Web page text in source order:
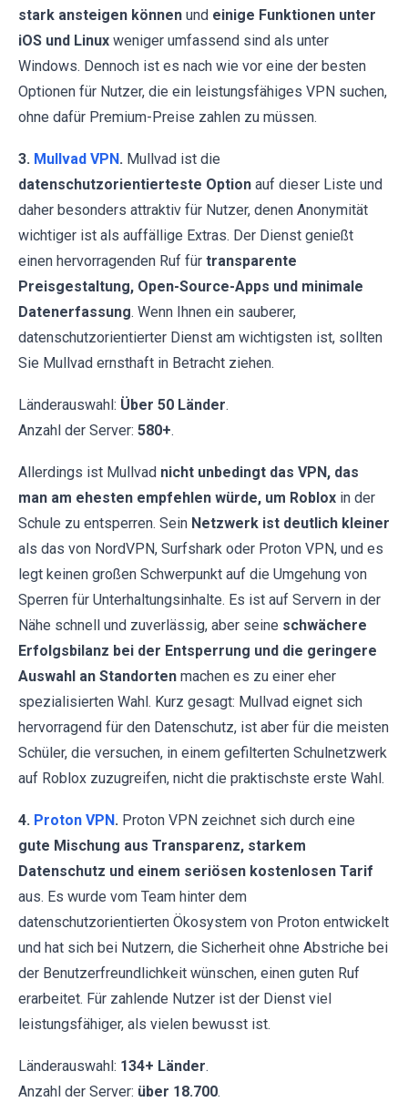
stark ansteigen können und einige Funktionen unter
iOS und Linux weniger umfassend sind als unter
Windows. Dennoch ist es nach wie vor eine der besten
Optionen für Nutzer, die ein leistungsfähiges VPN suchen,
ohne dafür Premium-Preise zahlen zu müssen.
3. Mullvad VPN. Mullvad ist die
datenschutzorientierteste Option auf dieser Liste und
daher besonders attraktiv für Nutzer, denen Anonymität
wichtiger ist als auffällige Extras. Der Dienst genießt
einen hervorragenden Ruf für transparente
Preisgestaltung, Open-Source-Apps und minimale
Datenerfassung. Wenn Ihnen ein sauberer,
datenschutzorientierter Dienst am wichtigsten ist, sollten
Sie Mullvad ernsthaft in Betracht ziehen.
Länderauswahl: Über 50 Länder.
Anzahl der Server: 580+.
Allerdings ist Mullvad nicht unbedingt das VPN, das
man am ehesten empfehlen würde, um Roblox in der
Schule zu entsperren. Sein Netzwerk ist deutlich kleiner
als das von NordVPN, Surfshark oder Proton VPN, und es
legt keinen großen Schwerpunkt auf die Umgehung von
Sperren für Unterhaltungsinhalte. Es ist auf Servern in der
Nähe schnell und zuverlässig, aber seine schwächere
Erfolgsbilanz bei der Entsperrung und die geringere
Auswahl an Standorten machen es zu einer eher
spezialisierten Wahl. Kurz gesagt: Mullvad eignet sich
hervorragend für den Datenschutz, ist aber für die meisten
Schüler, die versuchen, in einem gefilterten Schulnetzwerk
auf Roblox zuzugreifen, nicht die praktischste erste Wahl.
4. Proton VPN. Proton VPN zeichnet sich durch eine
gute Mischung aus Transparenz, starkem
Datenschutz und einem seriösen kostenlosen Tarif
aus. Es wurde vom Team hinter dem
datenschutzorientierten Ökosystem von Proton entwickelt
und hat sich bei Nutzern, die Sicherheit ohne Abstriche bei
der Benutzerfreundlichkeit wünschen, einen guten Ruf
erarbeitet. Für zahlende Nutzer ist der Dienst viel
leistungsfähiger, als vielen bewusst ist.
Länderauswahl: 134+ Länder.
Anzahl der Server: über 18.700.